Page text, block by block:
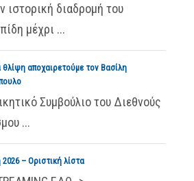
ιστορική διαδρομή του
μέχρι ...
αποχαιρετούμε τον Βασίλη
Συμβούλιο του Διεθνούς
...
– Οριστική λίστα